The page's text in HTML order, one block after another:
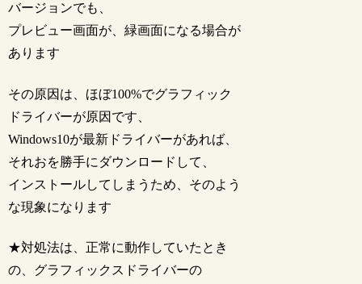
バージョンでも、
プレビュー画面が、緑画面になる場合が
あります
その原因は、ほぼ100%でグラフィック
ドライバーが原因です、
Windows10が最新ドライバーがあれば、
それおを勝手にダウンロードして、
インストールしてしまうため、そのよう
な現象になります
★対処法は、正常に動作していたとき
の、グラフィックスドライバーの